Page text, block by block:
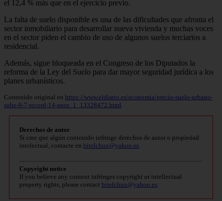
el 12,4 % más que en el ejercicio previo.
La falta de suelo disponible es una de las dificultades que afronta el
sector inmobiliario para desarrollar nueva vivienda y muchas voces
en el sector piden el cambio de uso de algunos suelos terciarios a
residencial.
Además, sigue bloqueada en el Congreso de los Diputados la
reforma de la Ley del Suelo para dar mayor seguridad jurídica a los
planes urbanísticos.
Contenido original en https://www.eldiario.es/economia/precio-suelo-urbano-
sube-8-7-record-14-anos_1_13328472.html
Derechos de autor
Si cree que algún contenido infringe derechos de autor o propiedad
intelectual, contacte en bitelchux@yahoo.es.
Copyright notice
If you believe any content infringes copyright or intellectual
property rights, please contact bitelchux@yahoo.es.